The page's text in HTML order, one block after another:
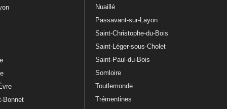
Bonnet
Nuaillé
Passavant-sur-Layon
Saint-Christophe-du-Bois
Saint-Léger-sous-Cholet
Saint-Paul-du-Bois
Somloire
Toutlemonde
Trémentines